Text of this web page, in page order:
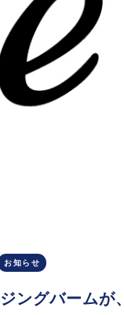
お知らせ
ングバーム